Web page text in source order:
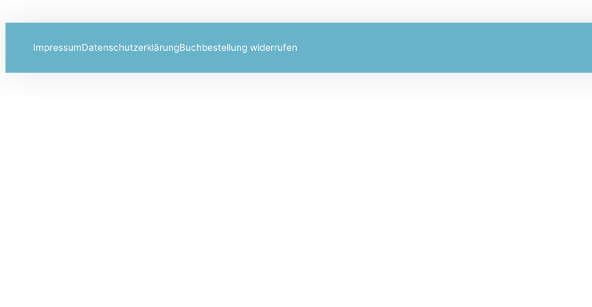
ImpressumDatenschutzerklärungBuchbestellung widerrufen